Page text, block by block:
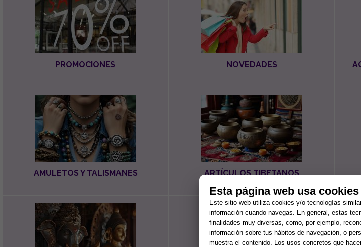
PROMOCIONES NOVEDADES
AMULETOS Y TALISMANES ARTÍCULOS TIBETANOS
Esta página web usa cookies
Este sitio web utiliza cookies y/o tecnologías
información cuando navegas. En general, estas
finalidades muy diversas, como, por ejemplo,
información sobre tus hábitos de navegación, o
muestra el contenido. Los usos concretos que